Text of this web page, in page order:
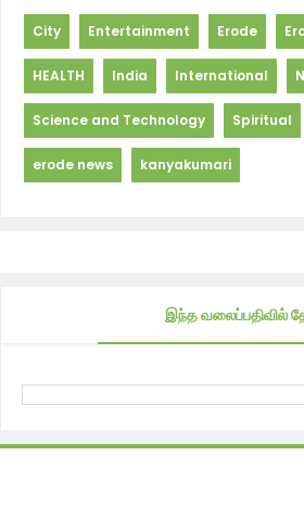
City Entertainment Erode
HEALTH India International
Science and Technology Spiritual
erode news kanyakumari
இந்த வலைப்பதிவில்